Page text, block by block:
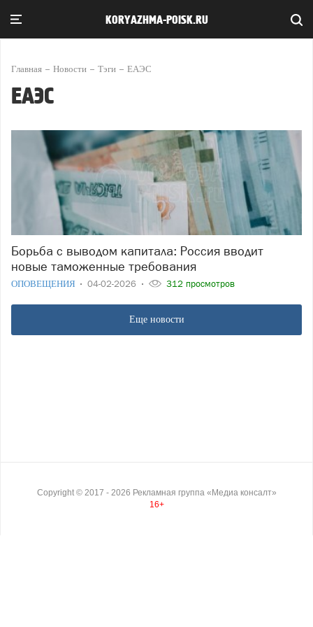
KORYAZHMA-POISK.RU
Главная Новости Тэги ЕАЭС
ЕАЭС
Борьба с выводом капитала: Россия вводит
новые таможенные требования
ОПОВЕЩЕНИЯ 04-02-2026 312 просмотров
Еще новости
Copyright © 2017 - 2026 Рекламная группа «Медиа консалт»
16+